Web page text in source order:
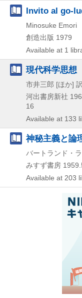
Invito al go-
Minosuke Emori
創造出版 1979
Available at 1
現代科学思想
市井三郎 [ほか] 訳
河出書房新社
16
Available at 133
神秘主義と論
バートランド・
みすず書房
Available at 203